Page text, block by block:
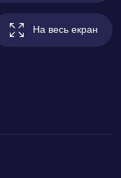
На весь екран